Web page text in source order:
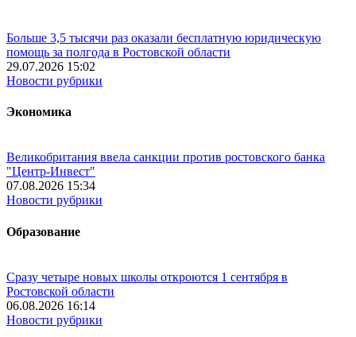
Больше 3,5 тысячи раз оказали бесплатную юридическую
помощь за полгода в Ростовской области
29.07.2026 15:02
Новости рубрики
Экономика
Великобритания ввела санкции против ростовского банка
"Центр-Инвест"
07.08.2026 15:34
Новости рубрики
Образование
Сразу четыре новых школы откроются 1 сентября в
Ростовской области
06.08.2026 16:14
Новости рубрики